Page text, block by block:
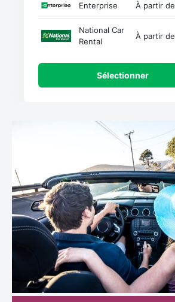
Enterprise À partir de
National Car
Rental
À partir de
Sélectionner